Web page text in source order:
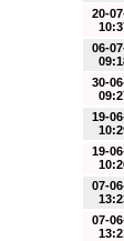
20-
06-
30-
19-
19-
07-
07-